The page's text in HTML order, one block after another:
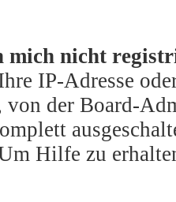
mich nicht
IP-Adresse
von der Board-
Hilfe zu